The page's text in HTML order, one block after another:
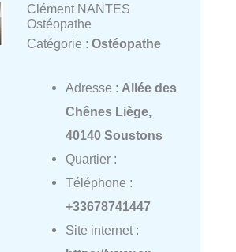
Clément NANTES
Ostéopathe
Catégorie : Ostéopathe
Adresse : Allée des
Chênes Liège,
40140 Soustons
Quartier :
Téléphone :
+33678741447
Site internet :